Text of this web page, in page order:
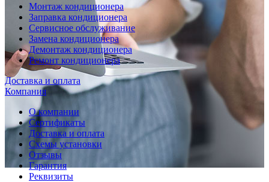
Монтаж кондиционера
Заправка кондиционера
Сервисное обслуживание
Замена кондиционера
Демонтаж кондиционера
Ремонт кондиционера
Доставка и оплата
Компания
О компании
Сертификаты
Доставка и оплата
Схемы установки
Отзывы
Гарантия
Реквизиты